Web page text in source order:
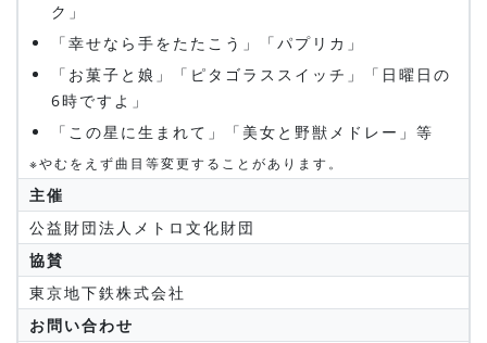
ク」
「幸せなら手をたたこう」「パプリカ」
「お菓子と娘」「ピタゴラススイッチ」「日曜日の
6時ですよ」
「この星に生まれて」「美女と野獣メドレー」等
※やむをえず曲目等変更することがあります。
主催
公益財団法人メトロ文化財団
協賛
東京地下鉄株式会社
お問い合わせ